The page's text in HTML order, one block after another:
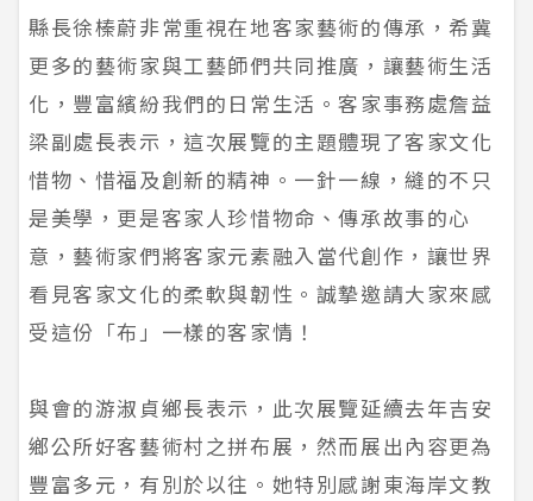
縣長徐榛蔚非常重視在地客家藝術的傳承，希冀
更多的藝術家與工藝師們共同推廣，讓藝術生活
化，豐富繽紛我們的日常生活。客家事務處詹益
梁副處長表示，這次展覽的主題體現了客家文化
惜物、惜福及創新的精神。一針一線，縫的不只
是美學，更是客家人珍惜物命、傳承故事的心
意，藝術家們將客家元素融入當代創作，讓世界
看見客家文化的柔軟與韌性。誠摯邀請大家來感
受這份「布」一樣的客家情！
與會的游淑貞鄉長表示，此次展覽延續去年吉安
鄉公所好客藝術村之拼布展，然而展出內容更為
豐富多元，有別於以往。她特別感謝東海岸文教